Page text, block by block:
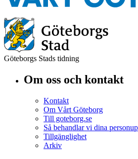
Göteborgs Stads tidning
Om oss och kontakt
Kontakt
Om Vårt Göteborg
Till goteborg.se
Så behandlar vi dina
Tillgänglighet
Arkiv